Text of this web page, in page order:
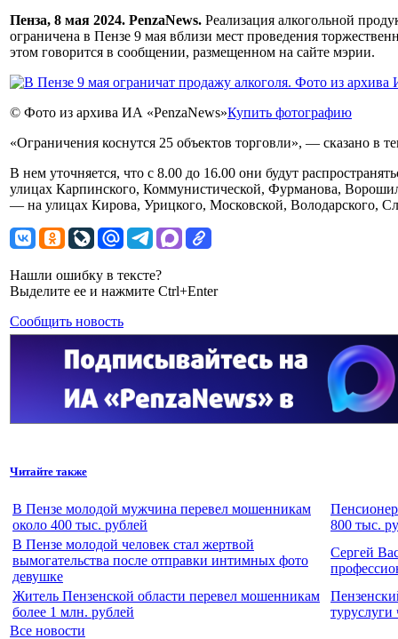
Пенза, 8 мая 2024. PenzaNews. Реализация алкогольной
ограничена в Пензе 9 мая вблизи мест проведения
этом говорится в сообщении, размещенном на сайте мэрии.
© Фото из архива ИА «PenzaNews»Купить фотографию
«Ограничения коснутся 25 объектов торговли», — сказано в
В нем уточняется, что с 8.00 до 16.00 они будут
улицах Карпинского, Коммунистической, Фурманова,
— на улицах Кирова, Урицкого, Московской, Володарского,
Нашли ошибку в тексте?
Выделите ее и нажмите Ctrl+Enter
Сообщить новость
Читайте также
В Пензе молодой мужчина перевел мошенникам
около 400 тыс. рублей
800 тыс.
В Пензе молодой человек стал жертвой
вымогательства после отправки интимных фото
девушке
Сергей
Житель Пензенской области перевел мошенникам
более 1 млн. рублей
туруслуги
Все новости